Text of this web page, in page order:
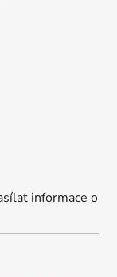
informace o